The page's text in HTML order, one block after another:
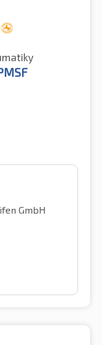
GmbH